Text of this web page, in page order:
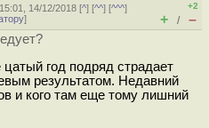
14/12/2018 [^] [^^] [^^^]
]
+2
+ / –
год подряд страдает
результатом. Недавний
и кого там еще тому лишний